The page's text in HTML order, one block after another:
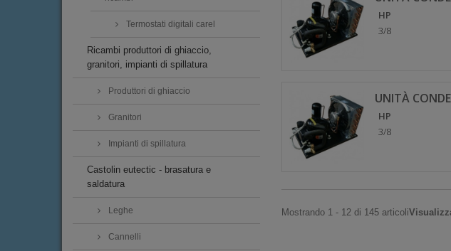
Termostati digitali carel
Ricambi produttori di ghiaccio,
granitori, impianti di spillatura
Produttori di ghiaccio
Granitori
Impianti di spillatura
Castolin eutectic - brasatura e
saldatura
Leghe
Cannelli
HP
3/8
UNITÀ
HP
3/8
Mostrando 1 - 12 di 145 articoli